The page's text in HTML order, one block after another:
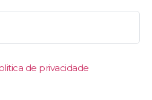
de privacidade